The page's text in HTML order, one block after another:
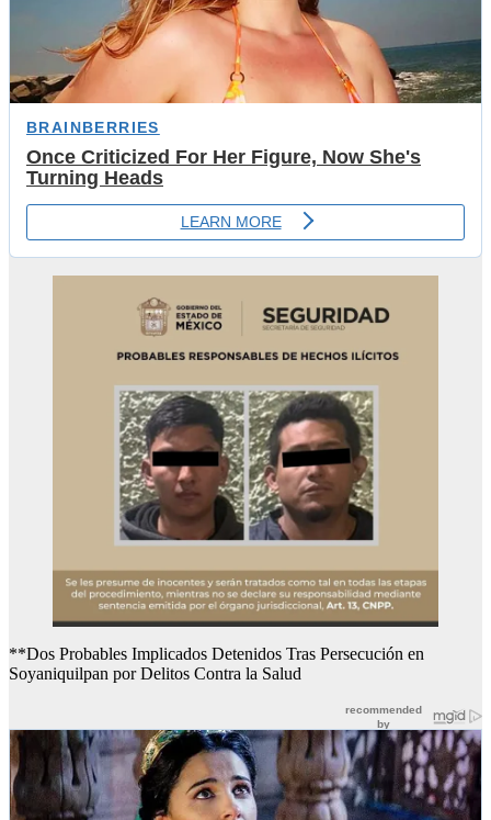
**Dos Probables Implicados Detenidos Tras Persecución en
Soyaniquilpan por Delitos Contra la Salud